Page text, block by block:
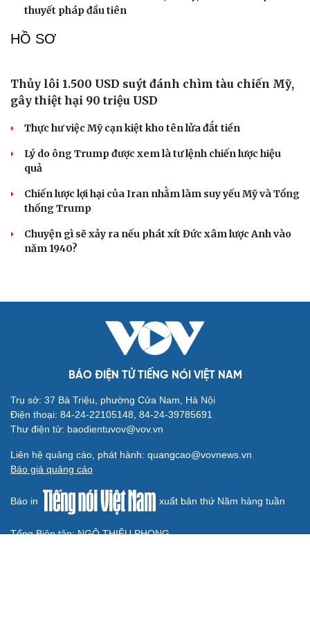
Mỹ Trump
Tướng Lê Văn Cương: Iran tổn thất lớn về vật chất, Mỹ
thiệt hại nặng về uy tín
CUỘC SỐNG ĐÓ ĐÂY
người không có hộ khẩu
Tòa án Israel cấm sử dụng cá sấu để canh giữ nhà tù
giam khủng bố
Người di cư ngã gục sau khi bơi từ Ma Rốc sang Ceuta
Thái Lan cảnh báo phụ huynh, học sinh về ma túy LSD
Thủy lôi 1.500 USD suýt đánh chìm tàu chiến Mỹ,
gây thiệt hại 90 triệu USD
Thực hư việc Mỹ cạn kiệt kho tên lửa đắt tiền
Lý do ông Trump được xem là tư lệnh chiến lược hiệu
quả
Chiến lược lợi hại của Iran nhằm làm suy yếu Mỹ và Tổng
thống Trump
Chuyện gì sẽ xảy ra nếu phát xít Đức xâm lược Anh vào